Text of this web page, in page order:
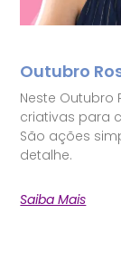
Outubro
Neste Outubro
criativas para
São ações
detalhe.
Saiba Mais